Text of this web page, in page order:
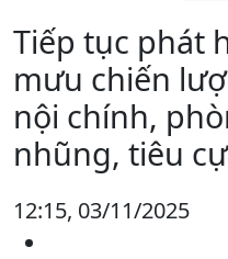
Tiếp tục phát
mưu chiến
nội chính,
nhũng, tiêu
12:15, 03/11/2025